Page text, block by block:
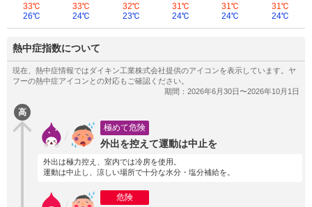
33℃
26℃
33℃
24℃
32℃
23℃
31℃
24℃
31℃
24℃
31℃
24℃
熱中症指数について
高
極めて危険
外出を控えて運動は中止を
外出は極力控え、室内では冷房を使用。
運動は中止し、涼しい場所で十分な水分・塩分補給を。
危険